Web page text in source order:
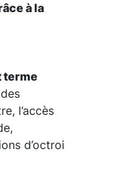
à la
terme
l’accès
d’octroi